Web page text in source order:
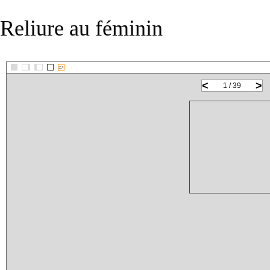
Reliure au féminin
::>
< >
1 / 39